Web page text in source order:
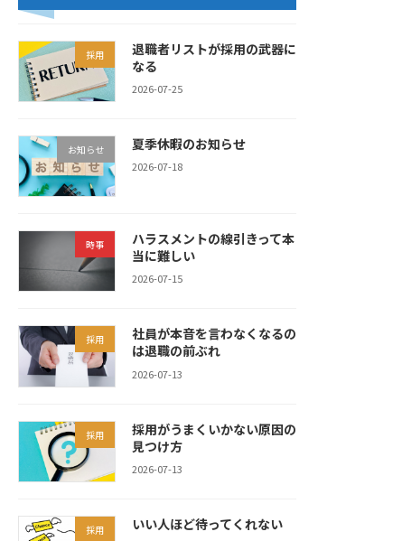
採用
退職者リストが採用の武器に
なる
2026-07-25
お知らせ 夏季休暇のお知らせ
2026-07-18
時事
ハラスメントの線引きって本
当に難しい
2026-07-15
採用
社員が本音を言わなくなるの
は退職の前ぶれ
2026-07-13
採用
採用がうまくいかない原因の
見つけ方
2026-07-13
採用 いい人ほど待ってくれない